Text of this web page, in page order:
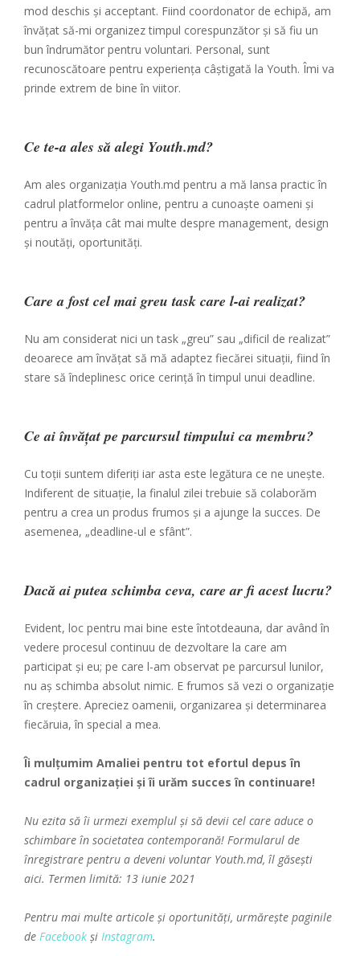
mod deschis și acceptant. Fiind coordonator de echipă, am
învățat să-mi organizez timpul corespunzător și să fiu un
bun îndrumător pentru voluntari. Personal, sunt
recunoscătoare pentru experiența câștigată la Youth. Îmi va
prinde extrem de bine în viitor.
Ce te-a ales să alegi Youth.md?
Am ales organizația Youth.md pentru a mă lansa practic în
cadrul platformelor online, pentru a cunoaște oameni și
pentru a învăța cât mai multe despre management, design
și noutăți, oportunități.
Care a fost cel mai greu task care l-ai realizat?
Nu am considerat nici un task „greu” sau „dificil de realizat”
deoarece am învățat să mă adaptez fiecărei situații, fiind în
stare să îndeplinesc orice cerință în timpul unui deadline.
Ce ai învățat pe parcursul timpului ca membru?
Cu toții suntem diferiți iar asta este legătura ce ne unește.
Indiferent de situație, la finalul zilei trebuie să colaborăm
pentru a crea un produs frumos și a ajunge la succes. De
asemenea, „deadline-ul e sfânt”.
Dacă ai putea schimba ceva, care ar fi acest lucru?
Evident, loc pentru mai bine este întotdeauna, dar având în
vedere procesul continuu de dezvoltare la care am
participat și eu; pe care l-am observat pe parcursul lunilor,
nu aș schimba absolut nimic. E frumos să vezi o organizație
în creștere. Apreciez oamenii, organizarea și determinarea
fiecăruia, în special a mea.
Îi mulțumim Amaliei pentru tot efortul depus în
cadrul organizației și îi urăm succes în continuare!
Nu ezita să îi urmezi exemplul și să devii cel care aduce o
schimbare în societatea contemporană! Formularul de
înregistrare pentru a deveni voluntar Youth.md, îl găsești
aici. Termen limită: 13 iunie 2021
Pentru mai multe articole și oportunități, urmărește paginile
de Facebook și Instagram.